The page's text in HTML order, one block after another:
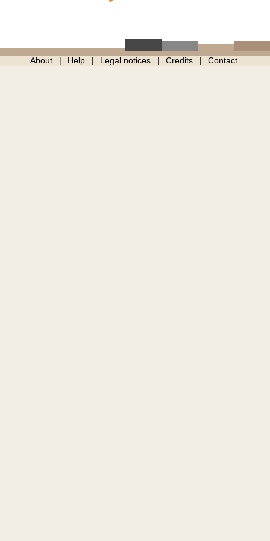
About Help Legal notices Credits Contact